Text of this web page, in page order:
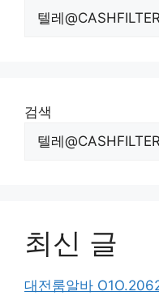
색:
검색
최신 글
대전룸알바